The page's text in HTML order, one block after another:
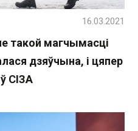
такой магчымасці
дзяўчына, і цяпер
СІЗА
16.03.2021